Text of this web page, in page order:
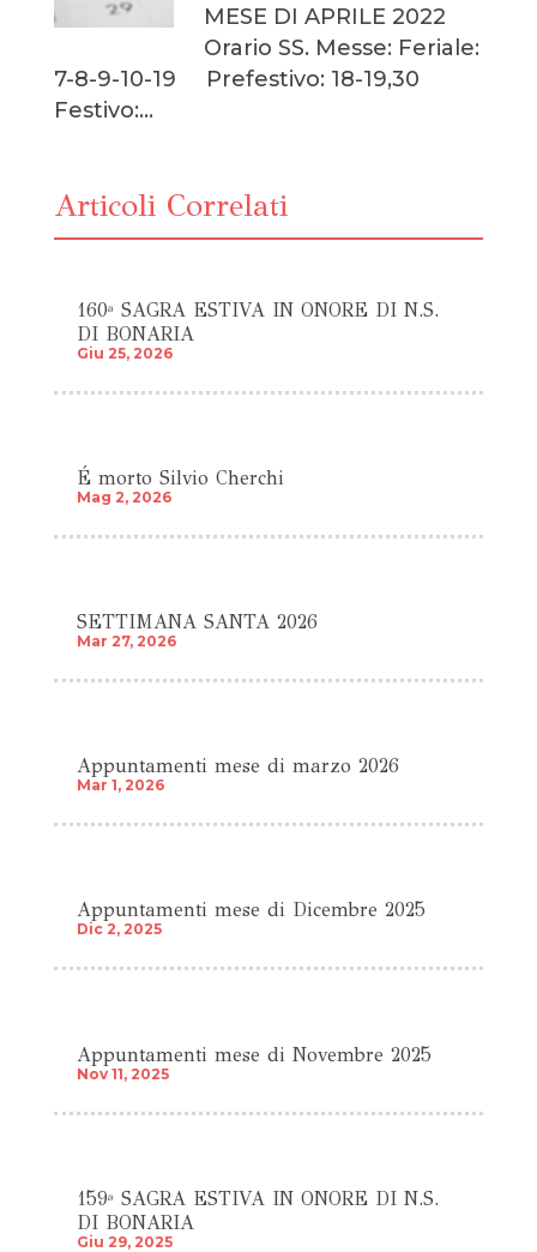
MESE DI APRILE 2022
Orario SS. Messe: Feriale:
7-8-9-10-19 Prefestivo: 18-19,30
Festivo:…
Articoli Correlati
160ª SAGRA ESTIVA IN ONORE DI N.S.
DI BONARIA
Giu 25, 2026
É morto Silvio Cherchi
Mag 2, 2026
SETTIMANA SANTA 2026
Mar 27, 2026
Appuntamenti mese di marzo 2026
Mar 1, 2026
Appuntamenti mese di Dicembre 2025
Dic 2, 2025
Appuntamenti mese di Novembre 2025
Nov 11, 2025
159ª SAGRA ESTIVA IN ONORE DI N.S.
DI BONARIA
Giu 29, 2025